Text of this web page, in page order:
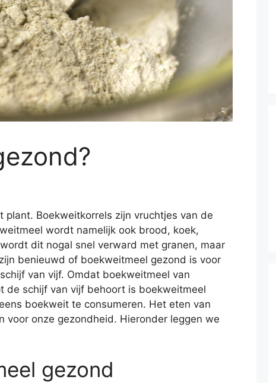
Boekweitkorrels zijn vruchtjes van de
wordt namelijk ook brood, koek,
dit nogal snel verward met granen, maar
benieuwd of boekweitmeel gezond is voor
van vijf. Omdat boekweitmeel van
de schijf van vijf behoort is boekweitmeel
boekweit te consumeren. Het eten van
onze gezondheid. Hieronder leggen we
gezond